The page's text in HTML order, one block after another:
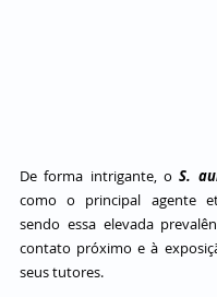
De forma intrigante, o S.
como o principal agente
sendo essa elevada
contato próximo e à
seus tutores.